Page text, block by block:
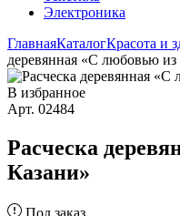
Электроника
ГлавнаяКаталогКрасота и
деревянная «С любовью из
В избранное
Арт. 02484
Расческа
Казани»
Под заказ